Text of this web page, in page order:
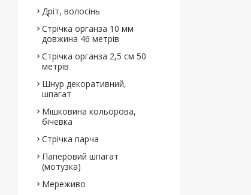
Дріт, волосінь
Стрічка органза 10 мм
довжина 46 метрів
Стрічка органза 2,5 см 50
метрів
Шнур декоративний,
шпагат
Мішковина кольорова,
бічевка
Стрічка парча
Паперовий шпагат
(мотузка)
Мереживо